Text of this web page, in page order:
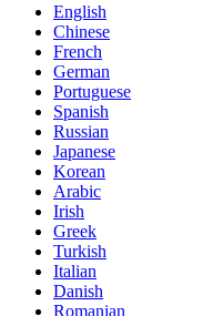
English
Chinese
French
German
Portuguese
Spanish
Russian
Japanese
Korean
Arabic
Irish
Greek
Turkish
Italian
Danish
Romanian